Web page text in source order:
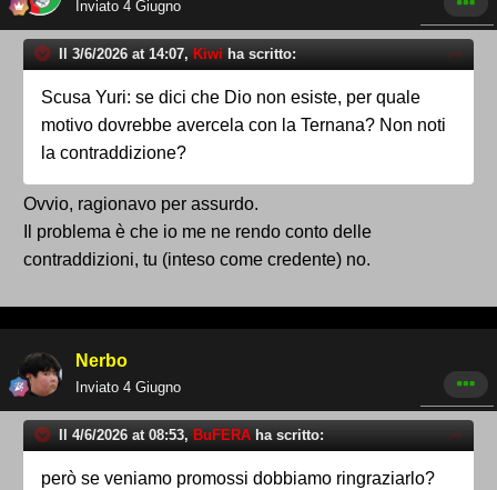
Inviato 4 Giugno
Il 3/6/2026 at 14:07, Kiwi ha scritto:
Scusa Yuri: se dici che Dio non esiste, per quale
motivo dovrebbe avercela con la Ternana? Non noti
la contraddizione?
Ovvio, ragionavo per assurdo.
Il problema è che io me ne rendo conto delle
contraddizioni, tu (inteso come credente) no.
Nerbo
Inviato 4 Giugno
Il 4/6/2026 at 08:53, BuFERA ha scritto:
però se veniamo promossi dobbiamo ringraziarlo?